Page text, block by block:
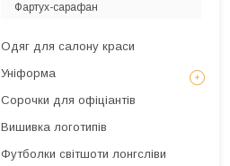
Фартух-сарафан
Одяг для салону краси
Уніформа
Сорочки для офіціантів
Вишивка логотипів
Футболки світшоти лонгсліви